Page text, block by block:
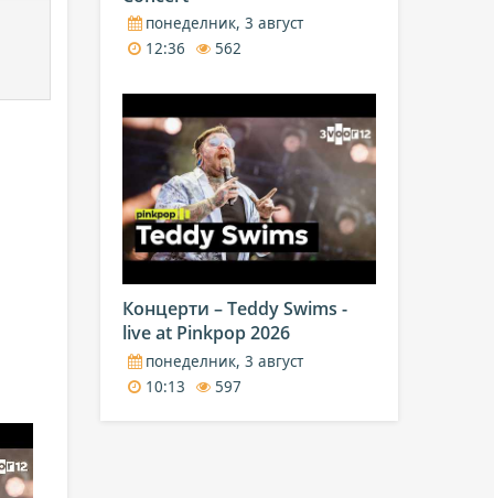
понеделник, 3 август
12:36
562
Концерти – Teddy Swims -
live at Pinkpop 2026
понеделник, 3 август
10:13
597